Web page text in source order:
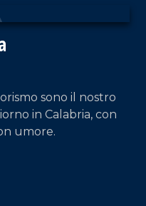
sono il nostro
in Calabria, con
umore.